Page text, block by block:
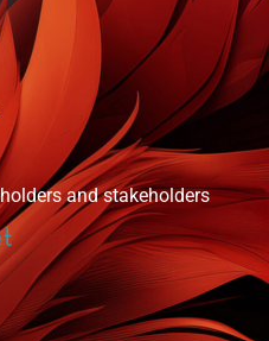
and stakeholders